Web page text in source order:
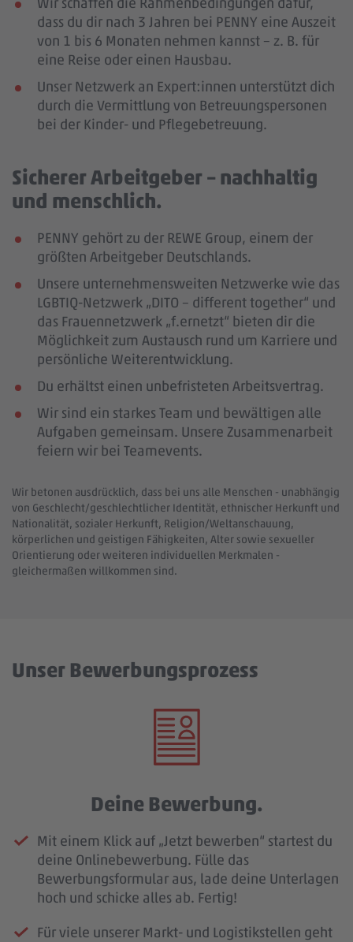
dass du dir nach 3 Jahren bei PENNY eine Auszeit
von 1 bis 6 Monaten nehmen kannst – z. B. für
eine Reise oder einen Hausbau.
Unser Netzwerk an Expert:innen unterstützt dich
durch die Vermittlung von Betreuungspersonen
bei der Kinder- und Pflegebetreuung.
Sicherer Arbeitgeber – nachhaltig
und menschlich.
PENNY gehört zu der REWE Group, einem der
größten Arbeitgeber Deutschlands.
Unsere unternehmensweiten Netzwerke wie das
LGBTIQ-Netzwerk „DITO – different together“ und
das Frauennetzwerk „f.ernetzt“ bieten dir die
Möglichkeit zum Austausch rund um Karriere und
persönliche Weiterentwicklung.
Du erhältst einen unbefristeten Arbeitsvertrag.
Wir sind ein starkes Team und bewältigen alle
Aufgaben gemeinsam. Unsere Zusammenarbeit
feiern wir bei Teamevents.
Wir betonen ausdrücklich, dass bei uns alle Menschen - unabhängig
von Geschlecht/geschlechtlicher Identität, ethnischer Herkunft und
Nationalität, sozialer Herkunft, Religion/Weltanschauung,
körperlichen und geistigen Fähigkeiten, Alter sowie sexueller
Orientierung oder weiteren individuellen Merkmalen -
gleichermaßen willkommen sind.
Unser Bewerbungsprozess
Deine Bewerbung.
Mit einem Klick auf „Jetzt bewerben“ startest du
deine Onlinebewerbung. Fülle das
Bewerbungsformular aus, lade deine Unterlagen
hoch und schicke alles ab. Fertig!
Für viele unserer Markt- und Logistikstellen geht